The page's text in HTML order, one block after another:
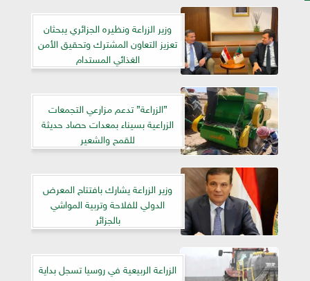
وزير الزراعة ونظيره الجزائري يبحثان
تعزيز التعاون المشترك وتحقيق الأمن
الغذائي المستدام
”الزراعة” تدعم مزارعي التجمعات
الزراعية بسيناء بمعدات حصاد حديثة
للقمح والشعير
وزير الزراعة يشارك بافتتاح المعرض
الدولي للفلاحة وتربية المواشي
بالجزائر
الزراعة الربيعية في روسيا تسجل بداية